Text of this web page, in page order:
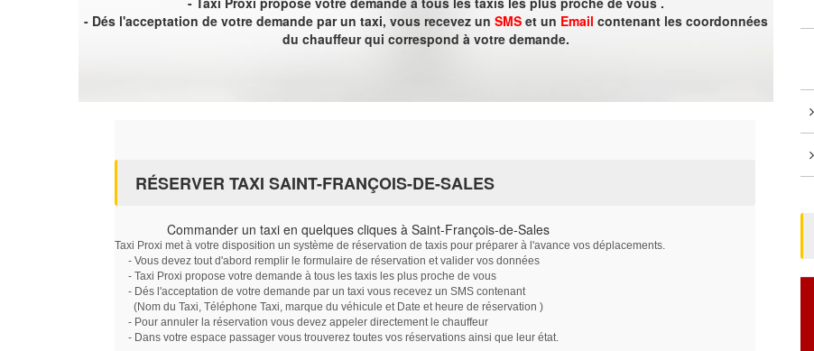
- Dés l'acceptation de votre demande par un taxi, vous recevez un SMS et un Email contenant les coordonnées
du chauffeur qui correspond à votre demande.
RÉSERVER TAXI SAINT-FRANÇOIS-DE-SALES
Commander un taxi en quelques cliques à Saint-François-de-Sales
Taxi Proxi met à votre disposition un système de réservation de taxis pour préparer à l'avance vos déplacements.
- Vous devez tout d'abord remplir le formulaire de réservation et valider vos données
- Taxi Proxi propose votre demande à tous les taxis les plus proche de vous
- Dés l'acceptation de votre demande par un taxi vous recevez un SMS contenant
(Nom du Taxi, Téléphone Taxi, marque du véhicule et Date et heure de réservation )
- Pour annuler la réservation vous devez appeler directement le chauffeur
- Dans votre espace passager vous trouverez toutes vos réservations ainsi que leur état.